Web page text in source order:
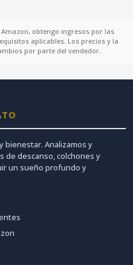
obtengo ingresos por las
aplicables. Los precios y la
por parte del vendedor.
bienestar. Analizamos y
de descanso, colchones y
un sueño profundo y